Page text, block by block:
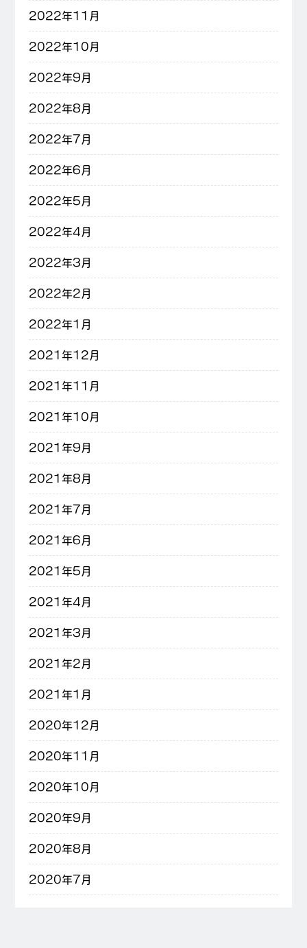
2022年11月
2022年10月
2022年9月
2022年8月
2022年7月
2022年6月
2022年5月
2022年4月
2022年3月
2022年2月
2022年1月
2021年12月
2021年11月
2021年10月
2021年9月
2021年8月
2021年7月
2021年6月
2021年5月
2021年4月
2021年3月
2021年2月
2021年1月
2020年12月
2020年11月
2020年10月
2020年9月
2020年8月
2020年7月